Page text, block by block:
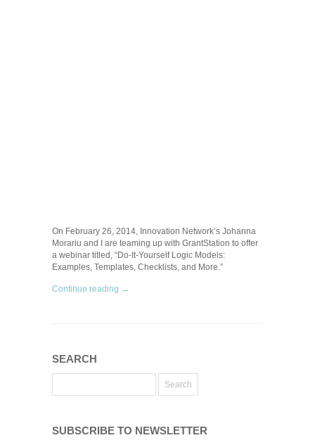
On February 26, 2014, Innovation Network’s Johanna
Morariu and I are teaming up with GrantStation to offer
a webinar titled, “Do-It-Yourself Logic Models:
Examples, Templates, Checklists, and More.”
Continue reading →
SEARCH
SUBSCRIBE TO NEWSLETTER